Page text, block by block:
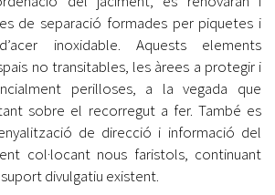
de separació formades per piquetes i
inoxidable. Aquests elements
no transitables, les àrees a protegir i
perilloses, a la vegada que
sobre el recorregut a fer. També es
de direcció i informació del
col·locant nous faristols, continuant
divulgatiu existent.